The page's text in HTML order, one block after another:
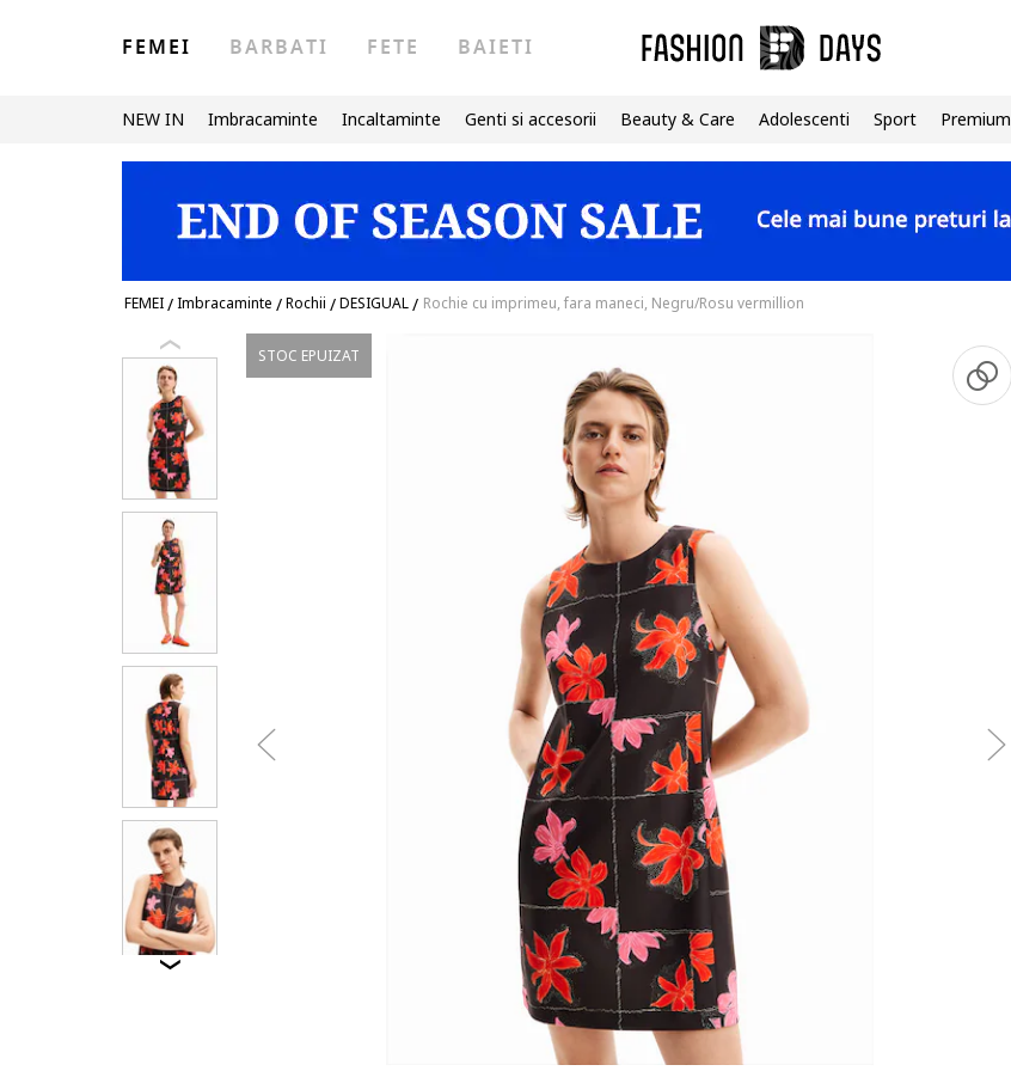
FEMEI BARBATI FETE BAIETI
NEW IN Imbracaminte Incaltaminte Genti si accesorii Beauty & Care Adolescenti Sport Premium
FEMEI/Imbracaminte /Rochii /DESIGUAL/ Rochie cu imprimeu, fara maneci, Negru/Rosu vermillion
STOC EPUIZAT